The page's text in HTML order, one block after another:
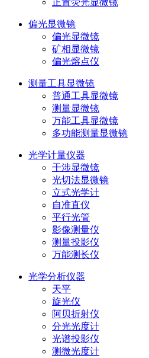
正置荧光显微镜
偏光显微镜
偏光显微镜
矿相显微镜
偏光熔点仪
测量工具显微镜
普通工具显微镜
测量显微镜
万能工具显微镜
多功能测量显微镜
光学计量仪器
干涉显微镜
光切法显微镜
立式光学计
自准直仪
平行光管
影像测量仪
测量投影仪
万能测长仪
光学分析仪器
天平
旋光仪
阿贝折射仪
分光光度计
光谱投影仪
测微光度计